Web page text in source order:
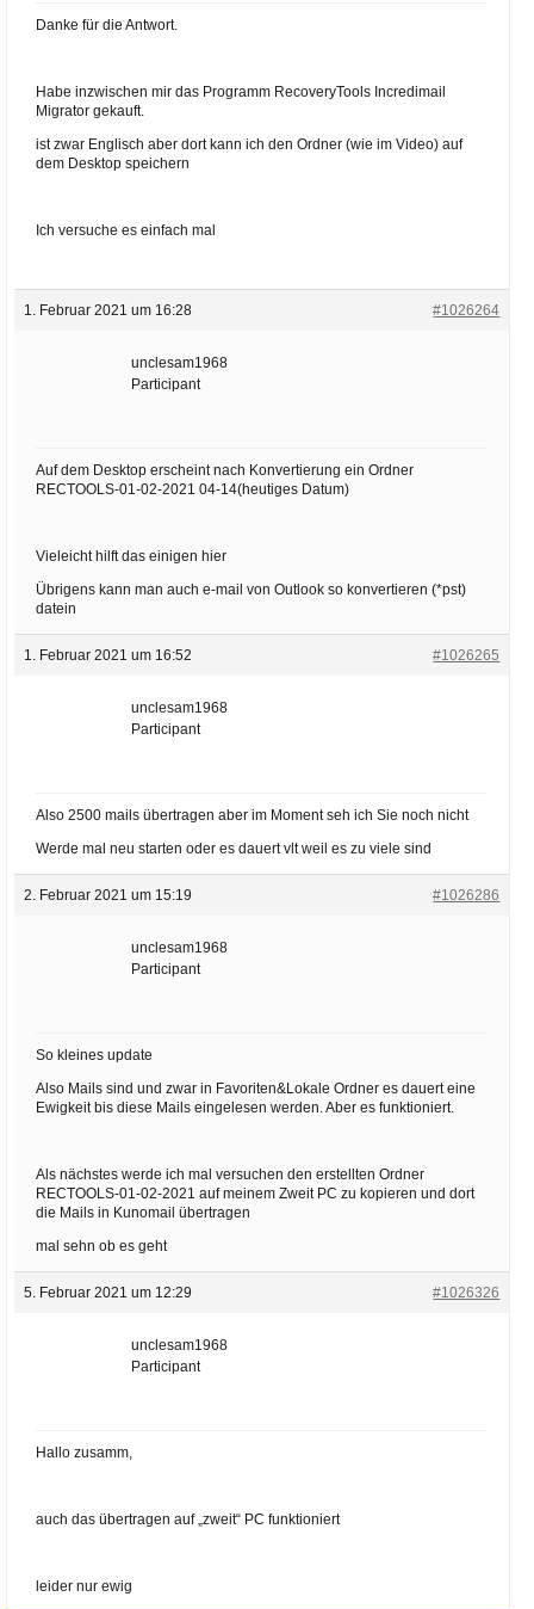
Danke für die Antwort.
Habe inzwischen mir das Programm RecoveryTools Incredimail
Migrator gekauft.
ist zwar Englisch aber dort kann ich den Ordner (wie im Video) auf
dem Desktop speichern
Ich versuche es einfach mal
1. Februar 2021 um 16:28 #1026264
unclesam1968
Participant
Auf dem Desktop erscheint nach Konvertierung ein Ordner
RECTOOLS-01-02-2021 04-14(heutiges Datum)
Vieleicht hilft das einigen hier
Übrigens kann man auch e-mail von Outlook so konvertieren (*pst)
datein
1. Februar 2021 um 16:52 #1026265
unclesam1968
Participant
Also 2500 mails übertragen aber im Moment seh ich Sie noch nicht
Werde mal neu starten oder es dauert vlt weil es zu viele sind
2. Februar 2021 um 15:19 #1026286
unclesam1968
Participant
So kleines update
Also Mails sind und zwar in Favoriten&Lokale Ordner es dauert eine
Ewigkeit bis diese Mails eingelesen werden. Aber es funktioniert.
Als nächstes werde ich mal versuchen den erstellten Ordner
RECTOOLS-01-02-2021 auf meinem Zweit PC zu kopieren und dort
die Mails in Kunomail übertragen
mal sehn ob es geht
5. Februar 2021 um 12:29 #1026326
unclesam1968
Participant
Hallo zusamm,
auch das übertragen auf „zweit“ PC funktioniert
leider nur ewig